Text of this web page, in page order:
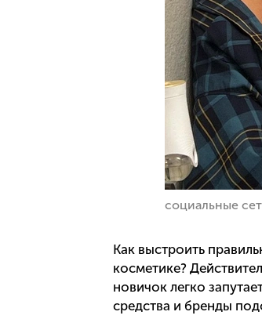
социальные
Как выстроить
косметике?
новичок легко
средства и бренды